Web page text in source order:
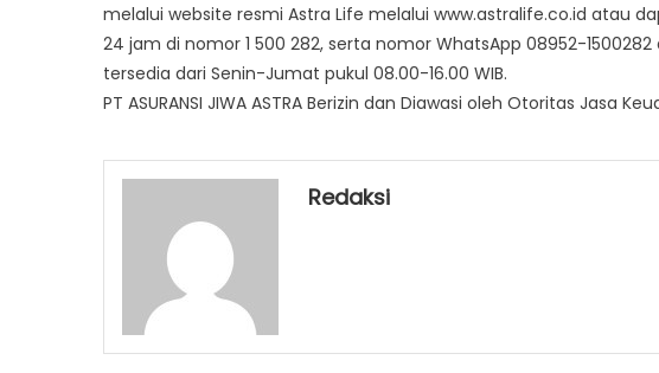
melalui website resmi Astra Life melalui www.astralife.co.id atau
24 jam di nomor 1 500 282, serta nomor WhatsApp 08952-
tersedia dari Senin-Jumat pukul 08.00-16.00 WIB.
PT ASURANSI JIWA ASTRA Berizin dan Diawasi oleh Otoritas Jasa
Redaksi